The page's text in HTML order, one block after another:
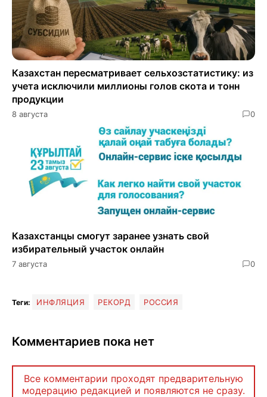
Казахстан пересматривает сельхозстатистику: из
учета исключили миллионы голов скота и тонн
продукции
8 августа 0
Казахстанцы смогут заранее узнать свой
избирательный участок онлайн
7 августа 0
Теги: ИНФЛЯЦИЯ РЕКОРД РОССИЯ
Комментариев пока нет
Все комментарии проходят предварительную
модерацию редакцией и появляются не сразу.